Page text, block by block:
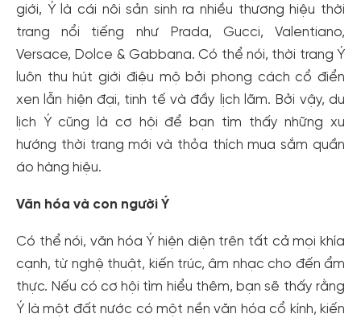
giới, Ý là cái nôi sản sinh ra nhiều thương hiệu thời
trang nổi tiếng như Prada, Gucci, Valentiano,
Versace, Dolce & Gabbana. Có thể nói, thời trang Ý
luôn thu hút giới điệu mộ bởi phong cách cổ điển
xen lẫn hiện đại, tinh tế và đầy lịch lãm. Bởi vậy, du
lịch Ý cũng là cơ hội để bạn tìm thấy những xu
hướng thời trang mới và thỏa thích mua sắm quần
áo hàng hiệu.
Văn hóa và con người Ý
Có thể nói, văn hóa Ý hiện diện trên tất cả mọi khía
cạnh, từ nghệ thuật, kiến trúc, âm nhạc cho đến ẩm
thực. Nếu có cơ hội tìm hiểu thêm, bạn sẽ thấy rằng
Ý là một đất nước có một nền văn hóa cổ kính, kiến